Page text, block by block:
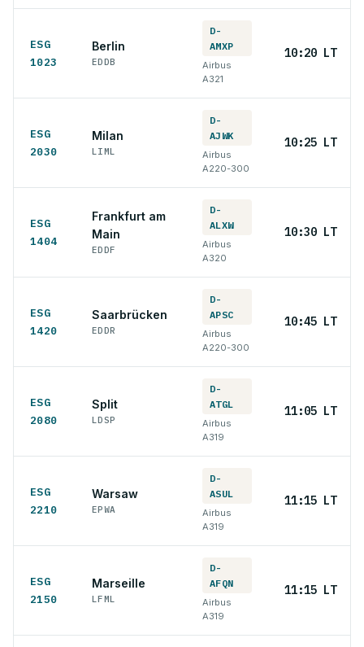
ESG
1023
Berlin
EDDB
D-
AMXP
Airbus
A321
10:20 LT
ESG
2030
Milan
LIML
D-
AJWK
Airbus
A220-300
10:25 LT
ESG
1404
Frankfurt am
Main
EDDF
D-
ALXW
Airbus
A320
10:30 LT
ESG
1420
Saarbrücken
EDDR
D-
APSC
Airbus
A220-300
10:45 LT
ESG
2080
Split
LDSP
D-
ATGL
Airbus
A319
11:05 LT
ESG
2210
Warsaw
EPWA
D-
ASUL
Airbus
A319
11:15 LT
ESG
2150
Marseille
LFML
D-
AFQN
Airbus
A319
11:15 LT